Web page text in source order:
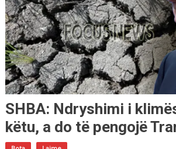
SHBA: Ndryshimi i
këtu, a do të pengojë